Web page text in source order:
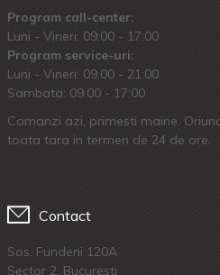
Program call-center:
Luni - Vineri: 09:00 - 17:00
Program service-uri:
Luni - Vineri: 09.00 - 21:00
Sambata: 09:00 - 17:00
Comanzi azi, primesti maine.
toata tara in termen de 24 de ore.
Contact
Sos. Fundeni 120A
Sector 2, Bucuresti